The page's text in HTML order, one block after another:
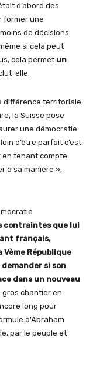
d’abord des
former une
de décisions
si cela peut
cela permet un
elle.
différence territoriale
la Suisse pose
une démocratie
d’être parfait c’est
en tenant compte
à sa manière »,
contraintes que lui
français,
République
si son
dans un nouveau
gros chantier en
long pour
d’Abraham
par le peuple et